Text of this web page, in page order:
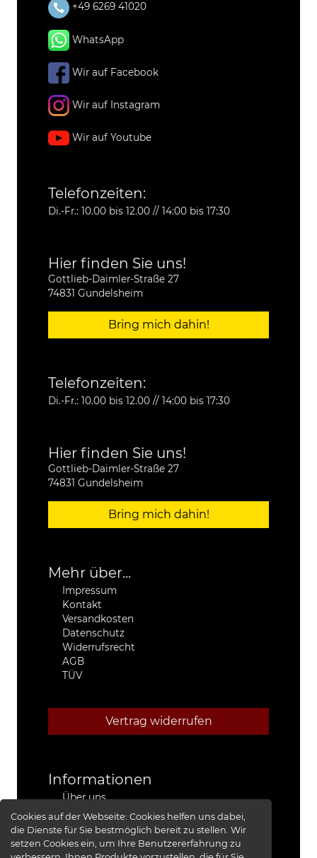
Cookies auf der Webseite:Cookies helfen uns dabei,
die Dienste für Sie bestmöglich bereit zu stellen. Wir
setzen Cookies ein, um Ihre Benutzererfahrung zu
+49 6269 41020
WhatsApp
Wir auf Facebook
Wir auf Instagram
Wir auf Youtube
Telefonzeiten:
Di.-Fr.: 10.00 bis 12.00 // 14:00 bis 17:30
Hier finden Sie uns!
Gottlieb-Daimler-Straße 27
74831 Gundelsheim
Bring mich dahin!
Telefonzeiten:
Di.-Fr.: 10.00 bis 12.00 // 14:00 bis 17:30
Hier finden Sie uns!
Gottlieb-Daimler-Straße 27
74831 Gundelsheim
Bring mich dahin!
Mehr über...
Impressum
Kontakt
Versandkosten
Datenschutz
Widerrufsrecht
AGB
TÜV
Vertrag widerrufen
Informationen
Über uns
Stützpunkthändler
4x4 Kfz-Meister Werkstatt Jeep®
Presse
Red Baron I